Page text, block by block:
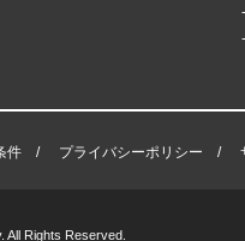
件 プライバシーポリシー
All Rights Reserved.